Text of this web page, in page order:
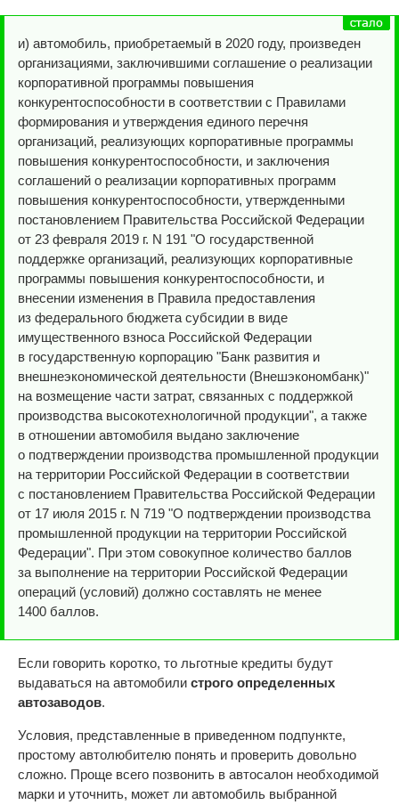
и) автомобиль, приобретаемый в 2020 году, произведен
организациями, заключившими соглашение о реализации
корпоративной программы повышения
конкурентоспособности в соответствии с Правилами
формирования и утверждения единого перечня
организаций, реализующих корпоративные программы
повышения конкурентоспособности, и заключения
соглашений о реализации корпоративных программ
повышения конкурентоспособности, утвержденными
постановлением Правительства Российской Федерации
от 23 февраля 2019 г. N 191 "О государственной
поддержке организаций, реализующих корпоративные
программы повышения конкурентоспособности, и
внесении изменения в Правила предоставления
из федерального бюджета субсидии в виде
имущественного взноса Российской Федерации
в государственную корпорацию "Банк развития и
внешнеэкономической деятельности (Внешэкономбанк)"
на возмещение части затрат, связанных с поддержкой
производства высокотехнологичной продукции", а также
в отношении автомобиля выдано заключение
о подтверждении производства промышленной продукции
на территории Российской Федерации в соответствии
с постановлением Правительства Российской Федерации
от 17 июля 2015 г. N 719 "О подтверждении производства
промышленной продукции на территории Российской
Федерации". При этом совокупное количество баллов
за выполнение на территории Российской Федерации
операций (условий) должно составлять не менее
1400 баллов.
Если говорить коротко, то льготные кредиты будут
выдаваться на автомобили строго определенных
автозаводов.
Условия, представленные в приведенном подпункте,
простому автолюбителю понять и проверить довольно
сложно. Проще всего позвонить в автосалон необходимой
марки и уточнить, может ли автомобиль выбранной